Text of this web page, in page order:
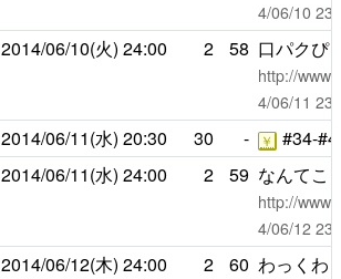
4/06/10
2014/06/10(火) 24:00 2 58 口パクぴ
http://
4/06/11
2014/06/11(水) 20:30 30 - ￥
#34-
2014/06/11(水) 24:00 2 59 なんてこ
http://
4/06/12
2014/06/12(木) 24:00 2 60 わっくわ